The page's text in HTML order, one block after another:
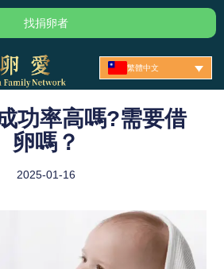
找捐卵者
繁體中文
功率高嗎?需要借
卵嗎？
2025-01-16